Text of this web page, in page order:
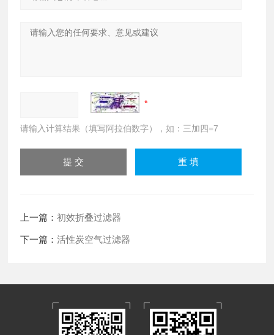
请输入计算结果（填写阿拉伯数字），如：三加四=7
上一篇：初效折叠过滤器
下一篇：活性炭空气过滤器